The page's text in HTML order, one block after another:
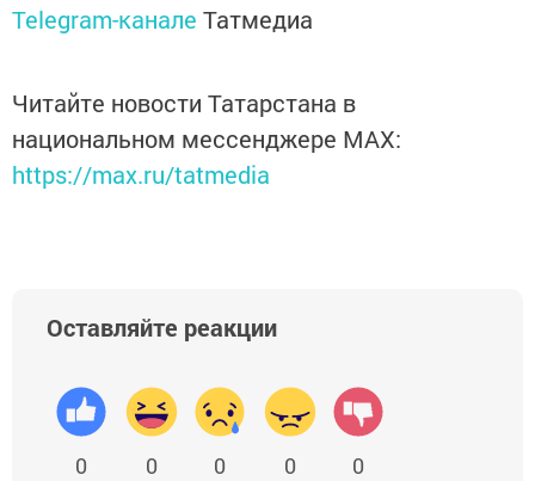
Telegram-канале Татмедиа
Читайте новости Татарстана в
национальном мессенджере MАХ:
https://max.ru/tatmedia
Оставляйте реакции
0 0 0 0 0